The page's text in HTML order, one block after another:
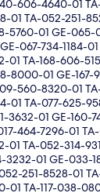
606-4640-01
01 TA-052-251-
5760-01 GE-
067-734-1184-
01 TA-168-606-
8000-01 GE-167-
560-8320-01
01 TA-077-625-
3632-01 GE-160-
464-7296-01
01 TA-052-314-
3232-01 GE-033-
251-8528-01
01 TA-117-038-